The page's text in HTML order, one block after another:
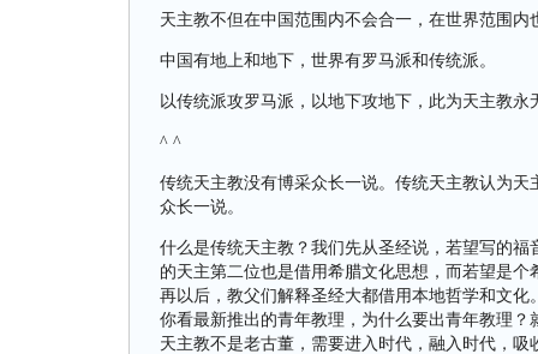
天主教不但在中国范围内不会合一，在世界范围内
中国有地上和地下，世界有罗马派和传统派。
以传统派攻罗马派，以地下攻地下，此为天主教永
^ ^
传统天主教没有博采众长一说。传统天主教认为
众长一说。
什么是传统天主教？我们先从圣经说，若望写的
的天主第二位也是借用希腊文化思想，而若望是个
再以后，教父们解释圣经大都借用本地哲学和文
你看最新推出的青年教理，为什么要出青年教理
天主教不是老古董，需要进入时代，融入时代，